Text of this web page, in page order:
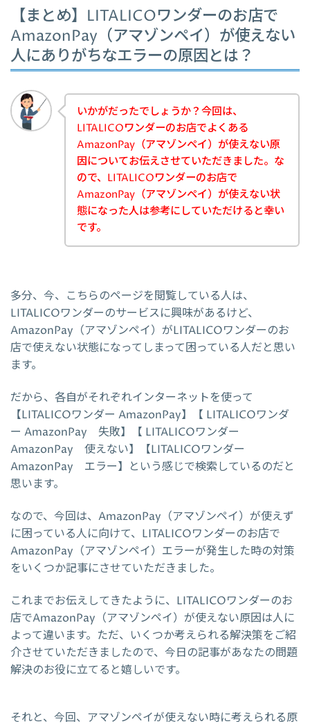
【まとめ】LITALICOワンダーのお店で
AmazonPay（アマゾンペイ）が使えない
人にありがちなエラーの原因とは？
いかがだったでしょうか？今回は、
LITALICOワンダーのお店でよくある
AmazonPay（アマゾンペイ）が使えない原
因についてお伝えさせていただきました。な
ので、LITALICOワンダーのお店で
AmazonPay（アマゾンペイ）が使えない状
態になった人は参考にしていただけると幸い
です。
多分、今、こちらのページを閲覧している人は、
LITALICOワンダーのサービスに興味があるけど、
AmazonPay（アマゾンペイ）がLITALICOワンダーのお
店で使えない状態になってしまって困っている人だと思い
ます。
だから、各自がそれぞれインターネットを使って
【LITALICOワンダー AmazonPay】【 LITALICOワンダ
ー AmazonPay 失敗】【 LITALICOワンダー
AmazonPay 使えない】【LITALICOワンダー
AmazonPay エラー】という感じで検索しているのだと
思います。
なので、今回は、AmazonPay（アマゾンペイ）が使えず
に困っている人に向けて、LITALICOワンダーのお店で
AmazonPay（アマゾンペイ）エラーが発生した時の対策
をいくつか記事にさせていただきました。
これまでお伝えしてきたように、LITALICOワンダーのお
店でAmazonPay（アマゾンペイ）が使えない原因は人に
よって違います。ただ、いくつか考えられる解決策をご紹
介させていただきましたので、今日の記事があなたの問題
解決のお役に立てると嬉しいです。
それと、今回、アマゾンペイが使えない時に考えられる原